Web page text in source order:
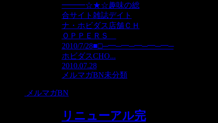
━━━☆★☆趣味の総
合サイト雑誌デイト
ナ・ホビダス店舗ＣＨ
ＯＰＰＥＲＳ
2010/7/28■□─━─━─━─━─━─
ホビダスCHO...
2010.07.28
メルマガBN未分類
メルマガBN
リニューアル完